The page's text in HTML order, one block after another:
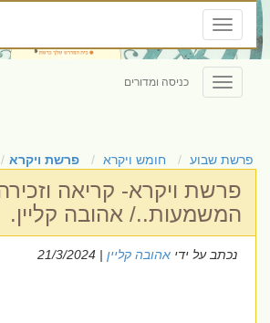
Toggle
navigation
Toggle
navigation
כניסה ומדורים
פרשת שבוע חומש ויקרא פרשת ויקרא א
פרשת ויקרא- קריאה וזכירה-
המשמעות../ אהובה קליין.
נכתב על ידיאהובה קליין| 21/3/2024